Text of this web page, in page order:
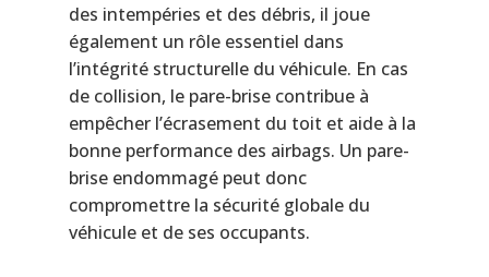
des intempéries et des débris, il joue
également un rôle essentiel dans
l’intégrité structurelle du véhicule. En cas
de collision, le pare-brise contribue à
empêcher l’écrasement du toit et aide à la
bonne performance des airbags. Un pare-
brise endommagé peut donc
compromettre la sécurité globale du
véhicule et de ses occupants.